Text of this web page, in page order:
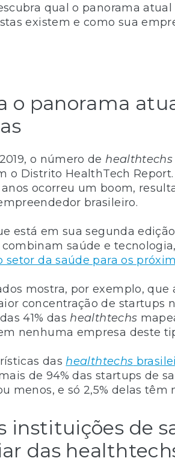
qual o panorama
existem e como sua
o panorama
o número de healthtechs
o Distrito HealthTech
ocorreu um boom,
brasileiro.
está em sua segunda
saúde e
setor da saúde para os
mostra, por exemplo,
concentração de startups
41% das healthtechs
nenhuma empresa deste
das healthtechs
de 94% das startups de
menos, e só 2,5% delas têm
instituições de
das